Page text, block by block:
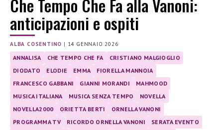
Che Tempo Che Fa alla Vanoni:
anticipazioni e ospiti
ALBA COSENTINO | 14 GENNAIO 2026
ANNALISA CHE TEMPO CHE FA
CRISTIANO MALGIOGLIO
DIODATO
ELODIE EMMA
FIORELLA MANNOIA
FRANCESCO GABBANI
GIANNI MORANDI
MAHMOOD
MUSICA ITALIANA
MUSICA SENZA TEMPO
NOVELLA
NOVELLA2000
ORIETTA BERTI
ORNELLA VANONI
PROGRAMMA TV
RICORDO ORNELLA VANONI
SERATA EVENTO